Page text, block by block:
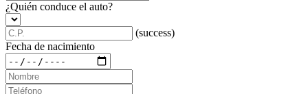
¿Quién conduce el auto?
(success)
Fecha de nacimiento